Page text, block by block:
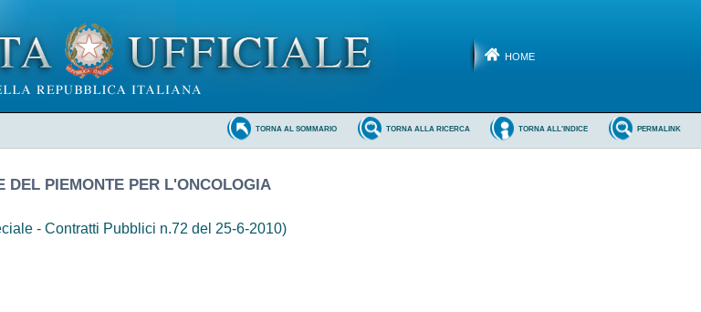
HOME
PERMALINK
TORNA ALL'INDICE
TORNA ALLA RICERCA
TORNA AL SOMMARIO
DEL PIEMONTE PER L'ONCOLOGIA
- Contratti Pubblici n.72 del 25-6-2010)